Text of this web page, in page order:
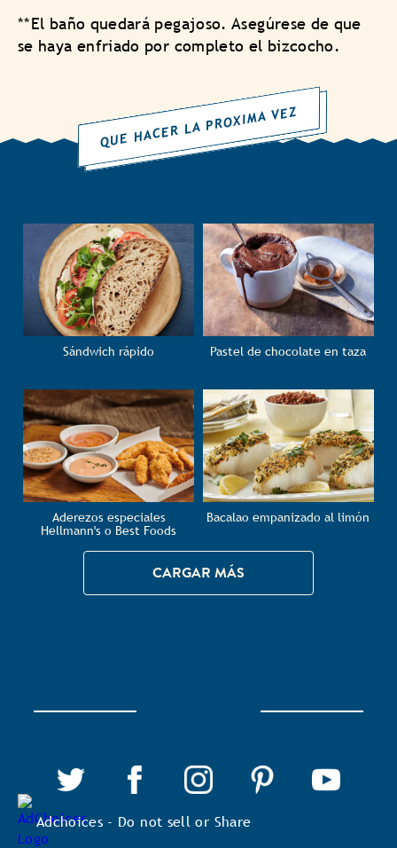
**El baño quedará pegajoso. Asegúrese de que
se haya enfriado por completo el bizcocho.
QUE HACER LA PROXIMA VEZ
Sándwich rápido Pastel de chocolate en taza
Aderezos especiales
Hellmann's o Best Foods
Bacalao empanizado al limón
CARGAR MÁS
Adchoices - Do not sell or Share